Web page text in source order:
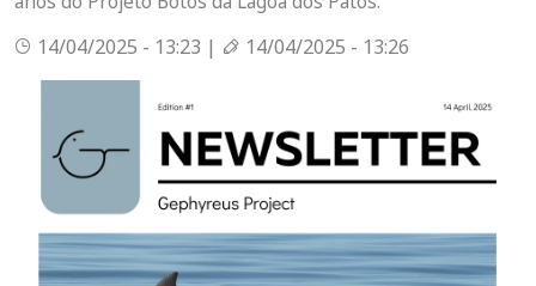
14/04/2025 - 13:23 |
14/04/2025 - 13:26